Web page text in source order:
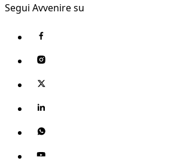
Segui Avvenire su